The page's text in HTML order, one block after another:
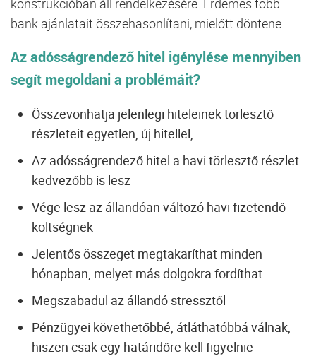
bank ajánlatait összehasonlítani, mielőtt döntene.
Az adósságrendező hitel igénylése mennyiben
segít megoldani a problémáit?
Összevonhatja jelenlegi hiteleinek törlesztő
részleteit egyetlen, új hitellel,
Az adósságrendező hitel a havi törlesztő részlet
kedvezőbb is lesz
Vége lesz az állandóan változó havi fizetendő
költségnek
Jelentős összeget megtakaríthat minden
hónapban, melyet más dolgokra fordíthat
Megszabadul az állandó stressztől
Pénzügyei követhetőbbé, átláthatóbbá válnak,
hiszen csak egy határidőre kell figyelnie